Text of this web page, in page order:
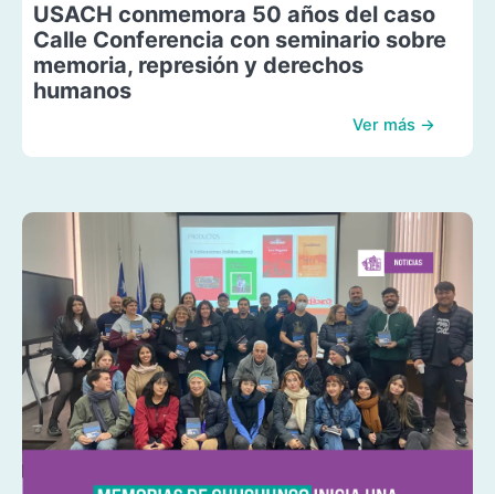
USACH conmemora 50 años del caso
Calle Conferencia con seminario sobre
memoria, represión y derechos
humanos
Ver más →